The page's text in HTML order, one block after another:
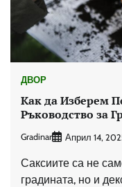
ДВОР
Как да Изберем
Ръководство за
Gradinar Април 14,
Саксиите са не
градината, но и